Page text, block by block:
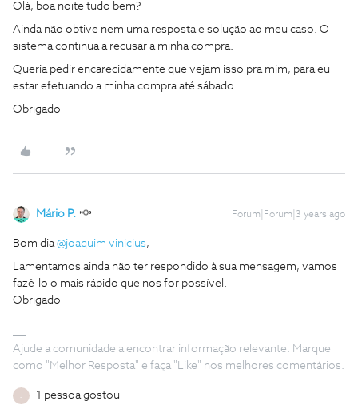
Olá, boa noite tudo bem?
Ainda não obtive nem uma resposta e solução ao meu caso. O
sistema continua a recusar a minha compra.
Queria pedir encarecidamente que vejam isso pra mim, para eu
estar efetuando a minha compra até sábado.
Obrigado
Mário P. Forum|Forum|3 years ago
Bom dia@joaquim vinicius,
Lamentamos ainda não ter respondido à sua mensagem, vamos
fazê-lo o mais rápido que nos for possível.
Obrigado
Ajude a comunidade a encontrar informação relevante. Marque
como "Melhor Resposta" e faça "Like" nos melhores comentários.
1 pessoa gostou